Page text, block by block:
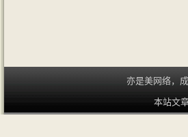
亦是美网络，
本站文